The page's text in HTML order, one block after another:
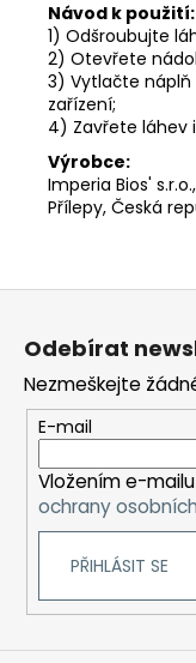
Návod k použití:
1) Odšroubujte
2) Otevřete
3) Vytlačte
zařízení;
4) Zavřete láhev
Výrobce:
Imperia Bios'
Přílepy, Česká
Odebírat
Nezmeškejte
E-mail
Vložením e-
ochrany
PŘIHLÁSIT SE